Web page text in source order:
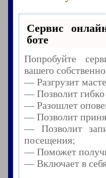
Сервис
боте
Попробуйте
вашего
— Разгрузит
— Позволит гибко
— Разошлет
— Позволит
— Позволит
посещения;
— Поможет
— Включает в